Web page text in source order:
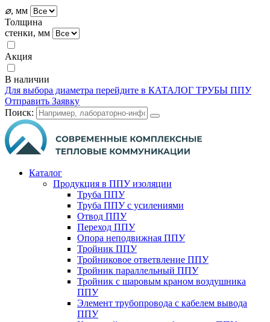
⌀, мм
Толщина
стенки, мм
Акция
В наличии
Для выбора диаметра перейдите в КАТАЛОГ ТРУБЫ ППУ
Отправить Заявку
Поиск:
Каталог
Продукция в ППУ изоляции
Труба ППУ
Труба ППУ с усилениями
Отвод ППУ
Переход ППУ
Опора неподвижная ППУ
Тройник ППУ
Тройниковое ответвление ППУ
Тройник параллельный ППУ
Тройник с шаровым краном воздушника
ППУ
Элемент трубопровода с кабелем вывода
ППУ